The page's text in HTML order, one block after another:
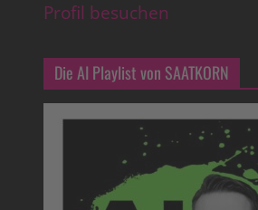
Profil besuchen
Die AI Playlist von SAATKORN